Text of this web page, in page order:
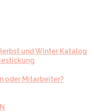
und Winter Katalog
oder Mitarbeiter?